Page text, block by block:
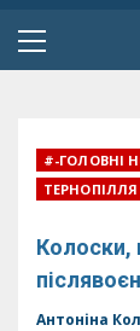
Primary
#-ГОЛОВНІ
ТЕРНОПІЛЛЯ
Колоски,
Антоніна